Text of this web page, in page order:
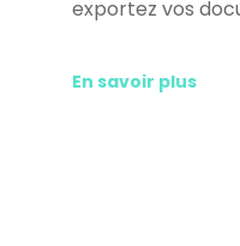
exportez vos
En savoir plus